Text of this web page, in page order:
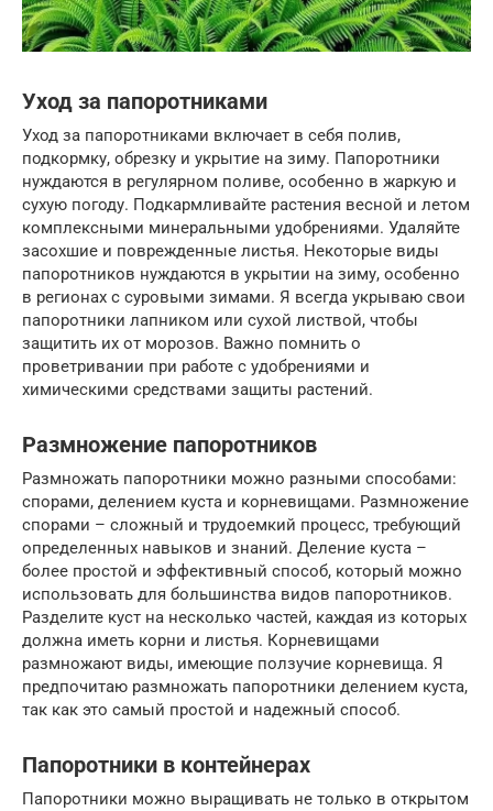
Уход за папоротниками
Уход за папоротниками включает в себя полив,
подкормку, обрезку и укрытие на зиму. Папоротники
нуждаются в регулярном поливе, особенно в жаркую и
сухую погоду. Подкармливайте растения весной и летом
комплексными минеральными удобрениями. Удаляйте
засохшие и поврежденные листья. Некоторые виды
папоротников нуждаются в укрытии на зиму, особенно
в регионах с суровыми зимами. Я всегда укрываю свои
папоротники лапником или сухой листвой, чтобы
защитить их от морозов. Важно помнить о
проветривании при работе с удобрениями и
химическими средствами защиты растений.
Размножение папоротников
Размножать папоротники можно разными способами:
спорами, делением куста и корневищами. Размножение
спорами – сложный и трудоемкий процесс, требующий
определенных навыков и знаний. Деление куста –
более простой и эффективный способ, который можно
использовать для большинства видов папоротников.
Разделите куст на несколько частей, каждая из которых
должна иметь корни и листья. Корневищами
размножают виды, имеющие ползучие корневища. Я
предпочитаю размножать папоротники делением куста,
так как это самый простой и надежный способ.
Папоротники в контейнерах
Папоротники можно выращивать не только в открытом